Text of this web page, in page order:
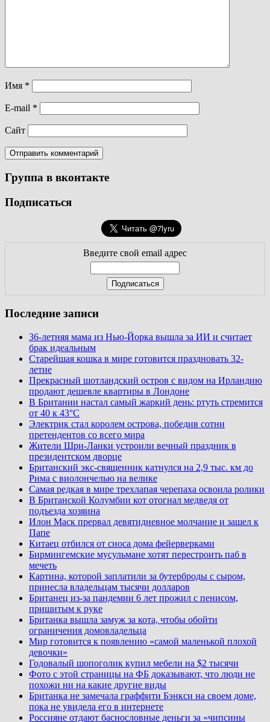
Имя *
E-mail *
Сайт
Группа в вконтакте
Подписаться
Введите свой email адрес
Последние записи
36-летняя мама из Нью-Йорка вышла за ИИ и считает
брак идеальным
Старейшая кошка в мире готовится праздновать 32-
летие
Прекрасный шотландский остров с видом на Ирландию
продают дешевле квартиры в Лондоне
В Британии настал самый жаркий день: ртуть стремится
от 40 к 43°C
Электрик стал королем острова, победив сотни
претендентов со всего мира
Жители Шри-Ланки устроили вечный праздник в
президентском дворце
Британский экс-священник катнулся на 2,9 тыс. км до
Рима с виолончелью на велике
Самая редкая в мире трехлапая черепаха освоила ролики
В Британской Колумбии кот отогнал медведя от
подъезда хозяина
Илон Маск прервал девятидневное молчание и зашел к
Папе
Китаец отбился от сноса дома фейерверками
Бирмингемские мусульмане хотят перестроить паб в
мечеть
Картина, которой заплатили за бутерброды с сыром,
принесла владельцам тысячи долларов
Британец из-за пандемии 6 лет прожил с пенисом,
пришитым к руке
Британка вышла замуж за кота, чтобы обойти
ограничения домовладельца
Мир готовится к появлению «самой маленькой плохой
девочки»
Годовалый шопоголик купил мебели на $2 тысячи
Фото с этой страницы на ФБ доказывают, что люди не
похожи ни на какие другие виды
Британка не замечала граффити Бэнкси на своем доме,
пока не увидела его в интернете
Россияне отдают баснословные деньги за «чипсины